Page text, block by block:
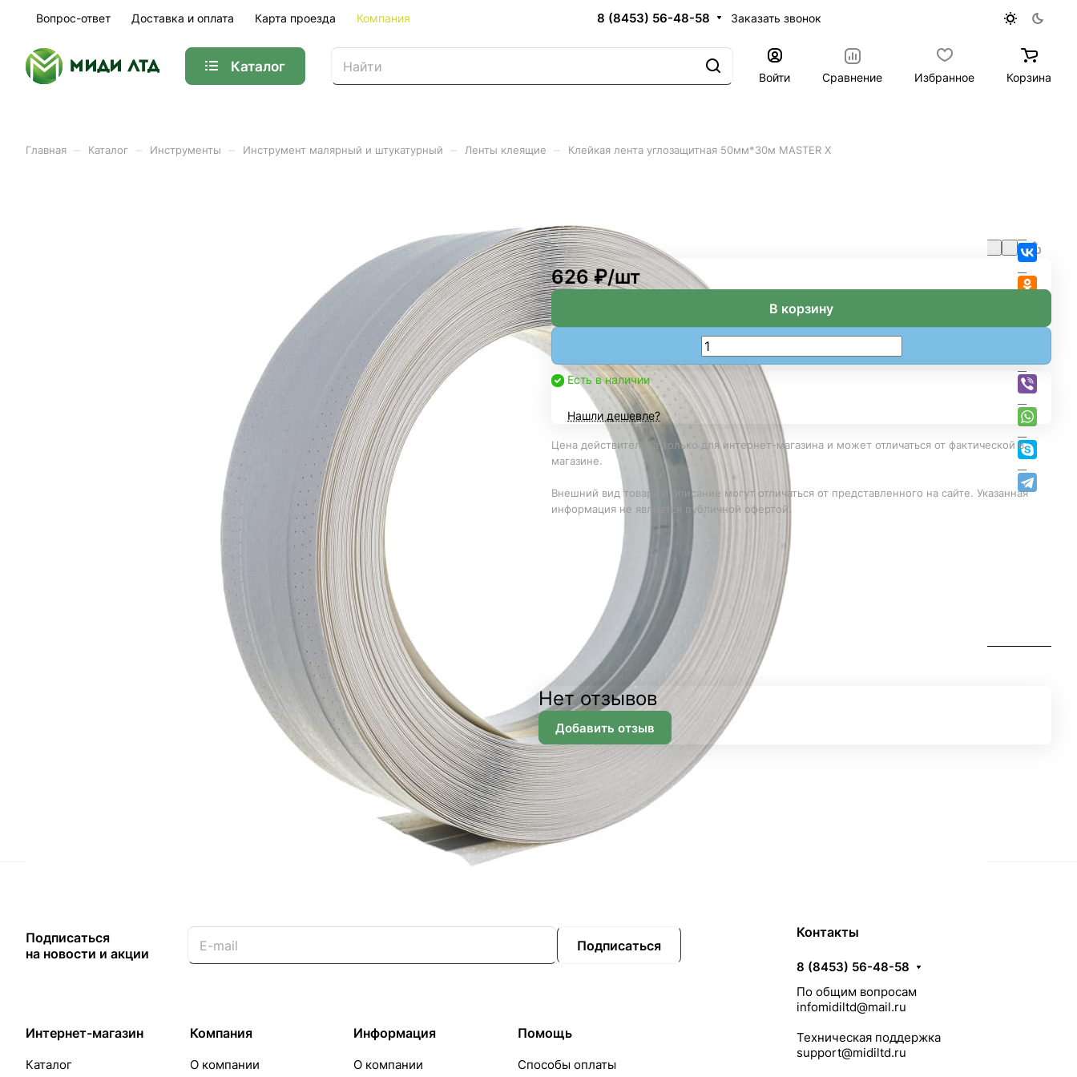
Вопрос-ответ Доставка и оплата Карта проезда Компания 8 (8453) 56-48-58 Заказать звонок
Каталог
Войти Сравнение Избранное Корзина
Главная Каталог Инструменты Инструмент малярный и штукатурный Ленты клеящие Клейкая лента углозащитная 50мм*30м MASTER Х
626 ₽/шт
В корзину
Есть в наличии
Нашли дешевле?
Цена действительна только для интернет-магазина и может отличаться от фактической в
магазине.
Внешний вид товара и описание могут отличаться от представленного на сайте. Указанная
информация не является публичной офертой.
Доставка
Нет отзывов
Добавить отзыв
Подписаться
на новости и акции
Подписаться
Интернет-магазин
Каталог
Компания
О компании
Информация
О компании
Помощь
Способы оплаты
Контакты
8 (8453) 56-48-58
По общим вопросам
infomidiltd@mail.ru
Техническая поддержка
support@midiltd.ru